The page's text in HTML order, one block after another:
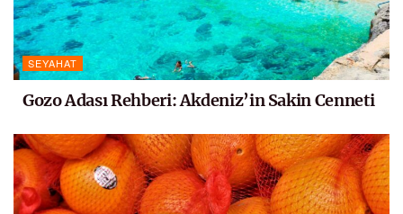
SEYAHAT
Gozo Adası Rehberi: Akdeniz’in Sakin Cenneti